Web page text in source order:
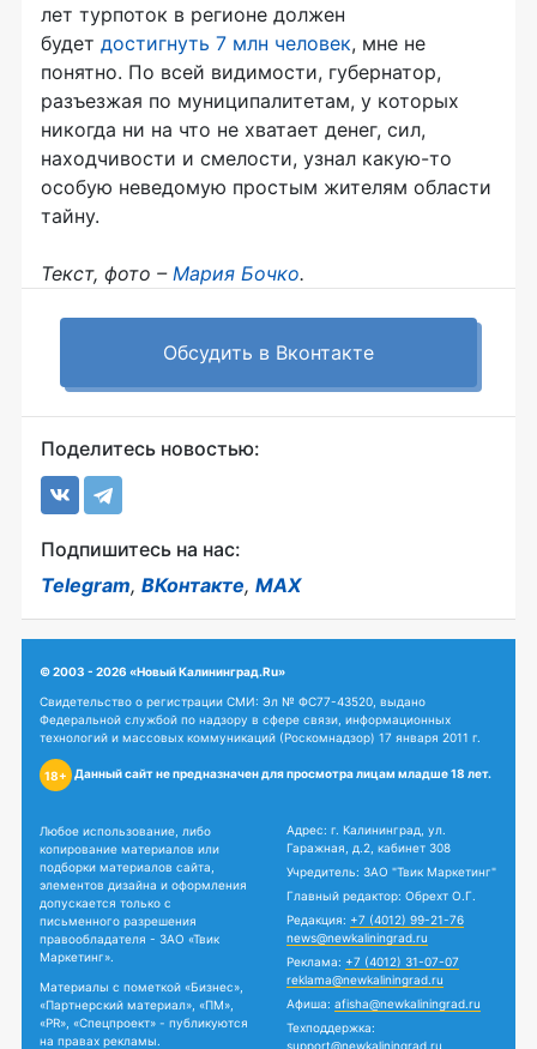
лет турпоток в регионе должен
будет достигнуть 7 млн человек, мне не
понятно. По всей видимости, губернатор,
разъезжая по муниципалитетам, у которых
никогда ни на что не хватает денег, сил,
находчивости и смелости, узнал какую-то
особую неведомую простым жителям области
тайну.
Текст, фото – Мария Бочко.
Обсудить в Вконтакте
Поделитесь новостью:
Подпишитесь на нас:
Telegram, ВКонтакте, MAX
© 2003 - 2026 «Новый Калининград.Ru»
Свидетельство о регистрации СМИ: Эл № ФС77-43520, выдано
Федеральной службой по надзору в сфере связи, информационных
технологий и массовых коммуникаций (Роскомнадзор) 17 января 2011 г.
18+ Данный сайт не предназначен для просмотра лицам младше 18 лет.
Любое использование, либо
копирование материалов или
подборки материалов сайта,
элементов дизайна и оформления
допускается только с
письменного разрешения
правообладателя - ЗАО «Твик
Маркетинг».
Материалы с пометкой «Бизнес»,
«Партнерский материал», «ПМ»,
«PR», «Спецпроект» - публикуются
на правах рекламы.
Адрес: г. Калининград, ул.
Гаражная, д.2, кабинет 308
Учредитель: ЗАО "Твик Маркетинг"
Главный редактор: Обрехт О.Г.
Редакция: +7 (4012) 99-21-76
news@newkaliningrad.ru
Реклама: +7 (4012) 31-07-07
reklama@newkaliningrad.ru
Афиша: afisha@newkaliningrad.ru
Техподдержка:
support@newkaliningrad.ru